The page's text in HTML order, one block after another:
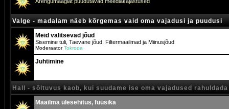
Valge - madalam näeb kõrgemas vaid oma vajadusi ja puudusi
Meid valitsevad jõud
Sisemine tuli, Taevane jõud, Filtermaailmad ja Miinusjõud
ModeraatorTokroda
Juhtimine
Hall - sõltuvus kaob, kui suudame ise oma vajadused rahuldada
Maailma ülesehitus, füüsika